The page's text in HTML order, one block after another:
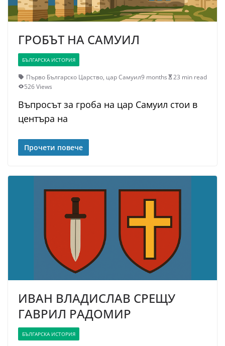
ГРОБЪТ НА САМУИЛ
БЪЛГАРСКА ИСТОРИЯ
Първо Българско Царство, цар Самуил9 months
23 min read
526 Views
Въпросът за гроба на цар Самуил стои в
центъра на
Прочети повече
ИВАН ВЛАДИСЛАВ СРЕЩУ
ГАВРИЛ РАДОМИР
БЪЛГАРСКА ИСТОРИЯ